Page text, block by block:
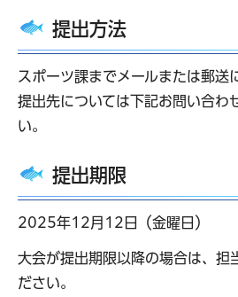
提出方法
スポーツ課までメールまたは郵送
提出先については下記お問い合わ
い。
提出期限
2025年12月12日（金曜日）
大会が提出期限以降の場合は、担
ださい。